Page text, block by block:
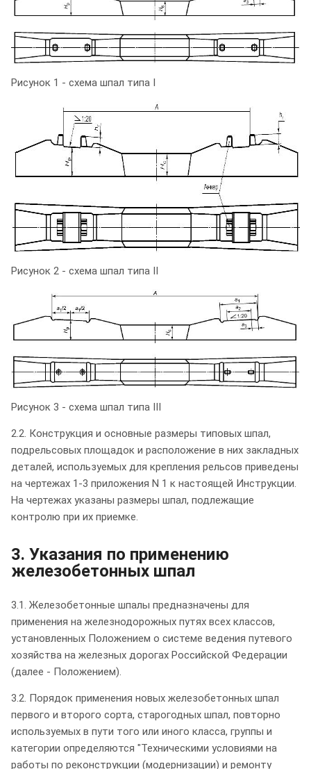
Рисунок 1 - схема шпал типа I
Рисунок 2 - схема шпал типа II
Рисунок 3 - схема шпал типа III
2.2. Конструкция и основные размеры типовых шпал,
подрельсовых площадок и расположение в них закладных
деталей, используемых для крепления рельсов приведены
на чертежах 1-3 приложения N 1 к настоящей Инструкции.
На чертежах указаны размеры шпал, подлежащие
контролю при их приемке.
3. Указания по применению
железобетонных шпал
3.1. Железобетонные шпалы предназначены для
применения на железнодорожных путях всех классов,
установленных Положением о системе ведения путевого
хозяйства на железных дорогах Российской Федерации
(далее - Положением).
3.2. Порядок применения новых железобетонных шпал
первого и второго сорта, старогодных шпал, повторно
используемых в пути того или иного класса, группы и
категории определяются "Техническими условиями на
работы по реконструкции (модернизации) и ремонту